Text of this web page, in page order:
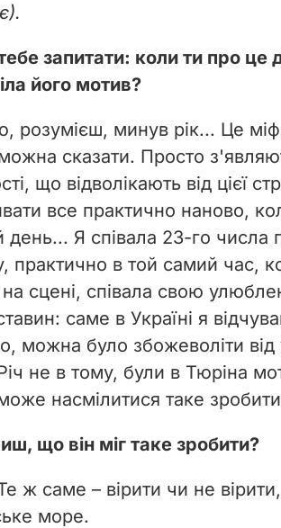
запитати: коли ти про це
його мотив?
розумієш, минув рік... Це
сказати. Просто
що відволікають від цієї
все практично наново,
Я співала 23-го числа
практично в той самий час,
сцені, співала свою
саме в Україні я
можна було збожеволіти від
не в тому, були в Тюріна
насмілитися таке
що він міг таке зробити?
ж саме – вірити чи не
море.